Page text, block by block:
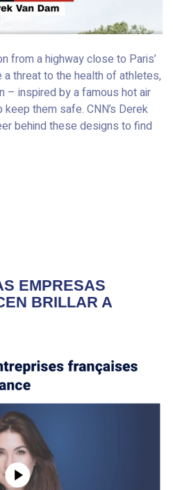
from a highway close to Paris’
threat to the health of athletes,
– inspired by a famous hot air
them safe. CNN’s Derek
behind these designs to find
EMPRESAS
BRILLAR A